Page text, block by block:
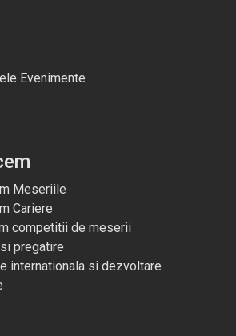
Evenimente
Meseriile
Cariere
competitii de meserii
pregatire
internationala si dezvoltare